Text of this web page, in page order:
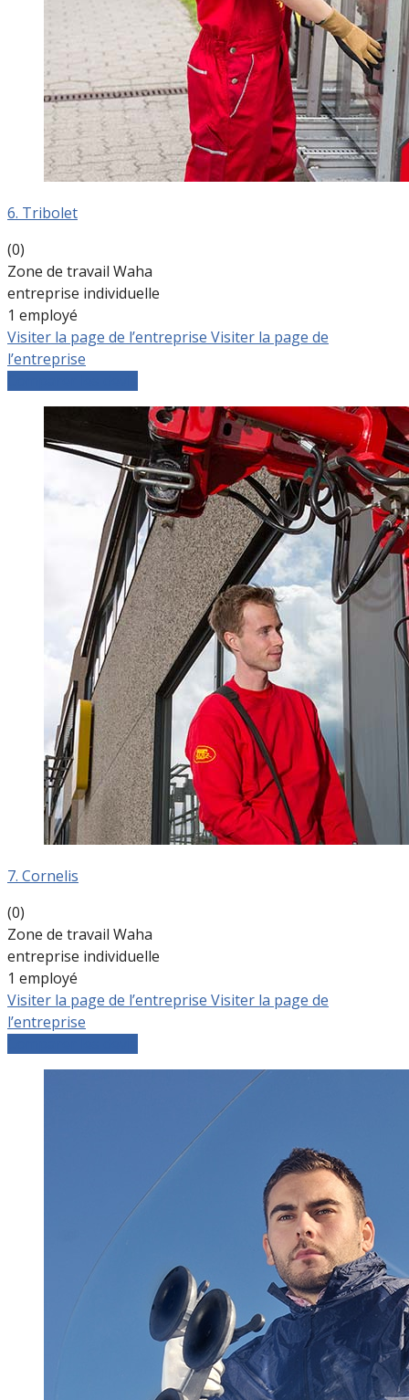
6. Tribolet
(0)
Zone de travail Waha
entreprise individuelle
1 employé
Visiter la page de l’entreprise Visiter la page de
l’entreprise
7. Cornelis
(0)
Zone de travail Waha
entreprise individuelle
1 employé
Visiter la page de l’entreprise Visiter la page de
l’entreprise